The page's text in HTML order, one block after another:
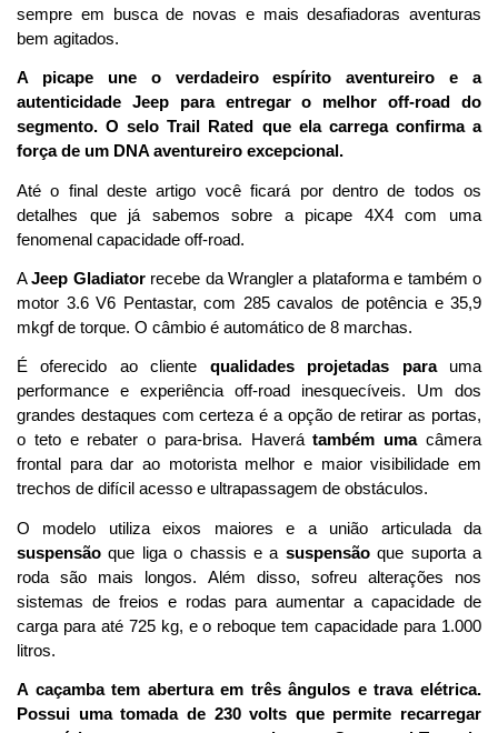
sempre em busca de novas e mais desafiadoras aventuras
bem agitados.
A picape une o verdadeiro espírito aventureiro e a
autenticidade Jeep para entregar o melhor off-road do
segmento. O selo Trail Rated que ela carrega confirma a
força de um DNA aventureiro excepcional.
Até o final deste artigo você ficará por dentro de todos os
detalhes que já sabemos sobre a picape 4X4 com uma
fenomenal capacidade off-road.
A Jeep Gladiator recebe da Wrangler a plataforma e também o
motor 3.6 V6 Pentastar, com 285 cavalos de potência e 35,9
mkgf de torque. O câmbio é automático de 8 marchas.
É oferecido ao cliente qualidades projetadas para uma
performance e experiência off-road inesquecíveis. Um dos
grandes destaques com certeza é a opção de retirar as portas,
o teto e rebater o para-brisa. Haverá também uma câmera
frontal para dar ao motorista melhor e maior visibilidade em
trechos de difícil acesso e ultrapassagem de obstáculos.
suspensão que liga o chassis e a suspensão que suporta a
roda são mais longos. Além disso, sofreu alterações nos
sistemas de freios e rodas para aumentar a capacidade de
carga para até 725 kg, e o reboque tem capacidade para 1.000
litros.
A caçamba tem abertura em três ângulos e trava elétrica.
Possui uma tomada de 230 volts que permite recarregar